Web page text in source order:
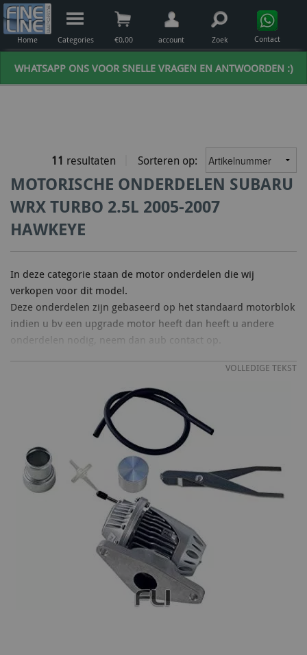
WHATSAPP ONS VOOR SNELLE VRAGEN EN ANTWOORDEN :)
Home Categories €0,00 account Zoek Contact
11 resultaten Sorteren op:
MOTORISCHE ONDERDELEN SUBARU
WRX TURBO 2.5L 2005-2007
HAWKEYE
In deze categorie staan de motor onderdelen die wij
verkopen voor dit model.
Deze onderdelen zijn gebaseerd op het standaard motorblok
indien u bv een upgrade motor heeft dan heeft u andere
onderdelen nodig, neem dan aub contact op.
VOLLEDIGE TEKST